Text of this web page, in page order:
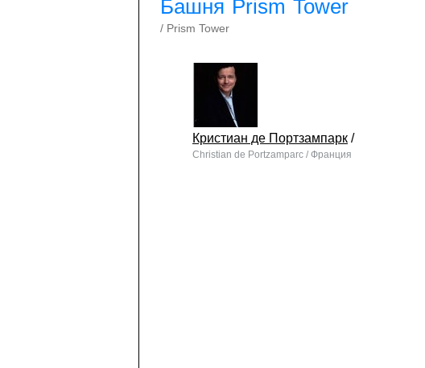
Башня Prism Tower
/ Prism Tower
Кристиан де Портзампарк /
Christian de Portzamparc / Франция